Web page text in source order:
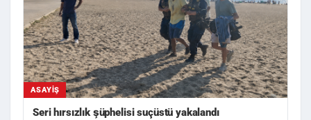
ASAYIŞ
Seri hırsızlık şüphelisi suçüstü yakalandı